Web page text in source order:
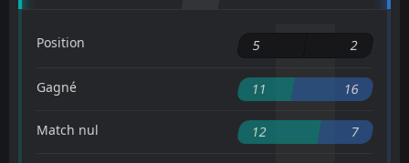
Position 5 2
Gagné 11 16
Match nul 12 7